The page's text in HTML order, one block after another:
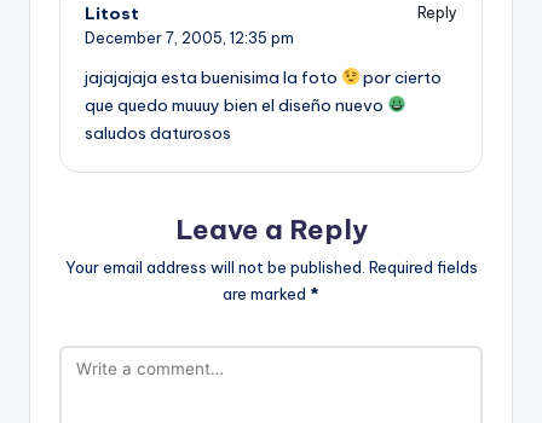
Litost
Reply
December 7, 2005, 12:35 pm
jajajajaja esta buenisima la foto
por cierto
que quedo muuuy bien el diseño nuevo
saludos daturosos
Leave a Reply
Your email address will not be published. Required fields
are marked *